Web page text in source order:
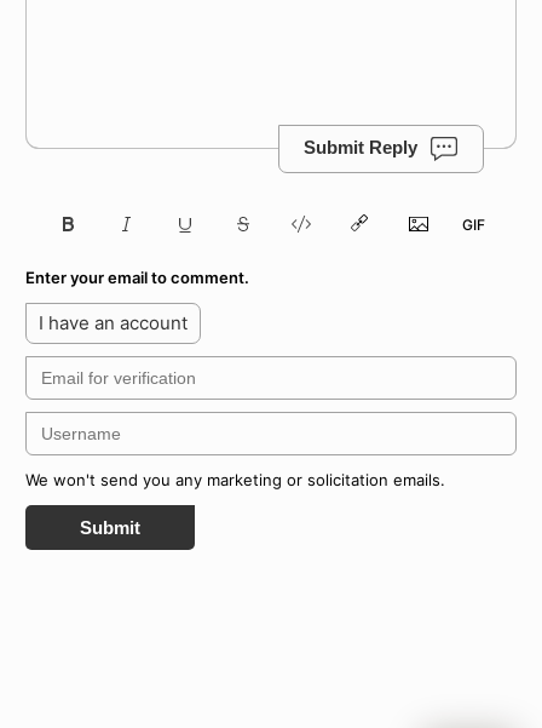
Submit Reply
Enter your email to comment.
I have an account
We won't send you any marketing or solicitation emails.
Submit